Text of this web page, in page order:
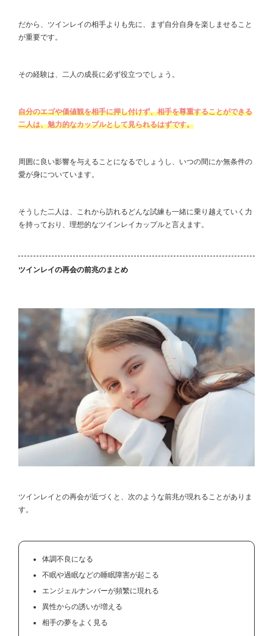
だから、ツインレイの相手よりも先に、まず自分自身を楽しませること
が重要です。
その経験は、二人の成長に必ず役立つでしょう。
自分のエゴや価値観を相手に押し付けず、相手を尊重することができる
二人は、魅力的なカップルとして見られるはずです。
周囲に良い影響を与えることになるでしょうし、いつの間にか無条件の
愛が身についています。
そうした二人は、これから訪れるどんな試練も一緒に乗り越えていく力
を持っており、理想的なツインレイカップルと言えます。
ツインレイの再会の前兆のまとめ
ツインレイとの再会が近づくと、次のような前兆が現れることがありま
す。
体調不良になる
不眠や過眠などの睡眠障害が起こる
エンジェルナンバーが頻繁に現れる
異性からの誘いが増える
相手の夢をよく見る